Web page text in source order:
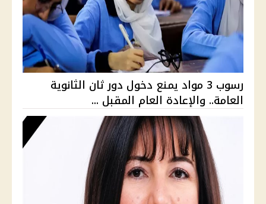
رسوب 3 مواد يمنع دخول دور ثان الثانوية
العامة.. والإعادة العام المقبل ...